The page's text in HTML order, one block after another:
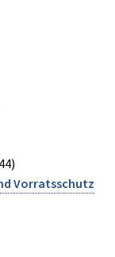
Vorratsschutz